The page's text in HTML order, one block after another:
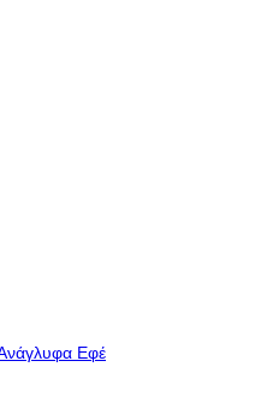
Εφέ